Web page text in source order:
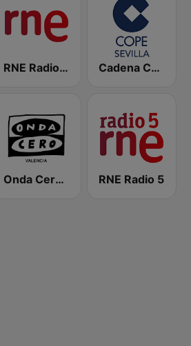
RNE Radio Nacional Cadena COPE Sevilla
Onda Cero Valencia RNE Radio 5